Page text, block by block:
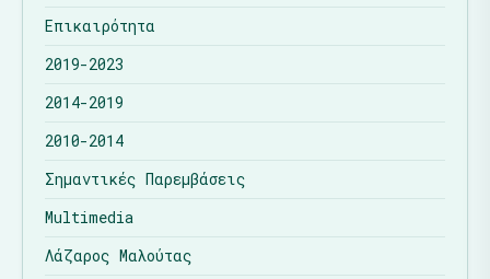
Επικαιρότητα
2019-2023
2014-2019
2010-2014
Σημαντικές Παρεμβάσεις
Multimedia
Λάζαρος Μαλούτας